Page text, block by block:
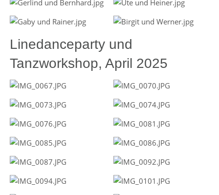
Linedanceparty und
Tanzworkshop, April 2025